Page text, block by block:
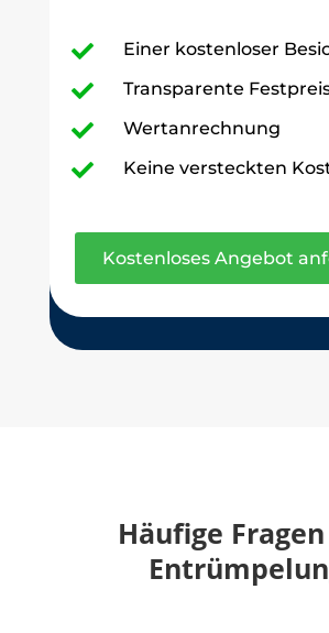
 Einer kostenloser
 Transparente
 Wertanrechnung
 Keine versteckten
Kostenloses Angebot
Häufige